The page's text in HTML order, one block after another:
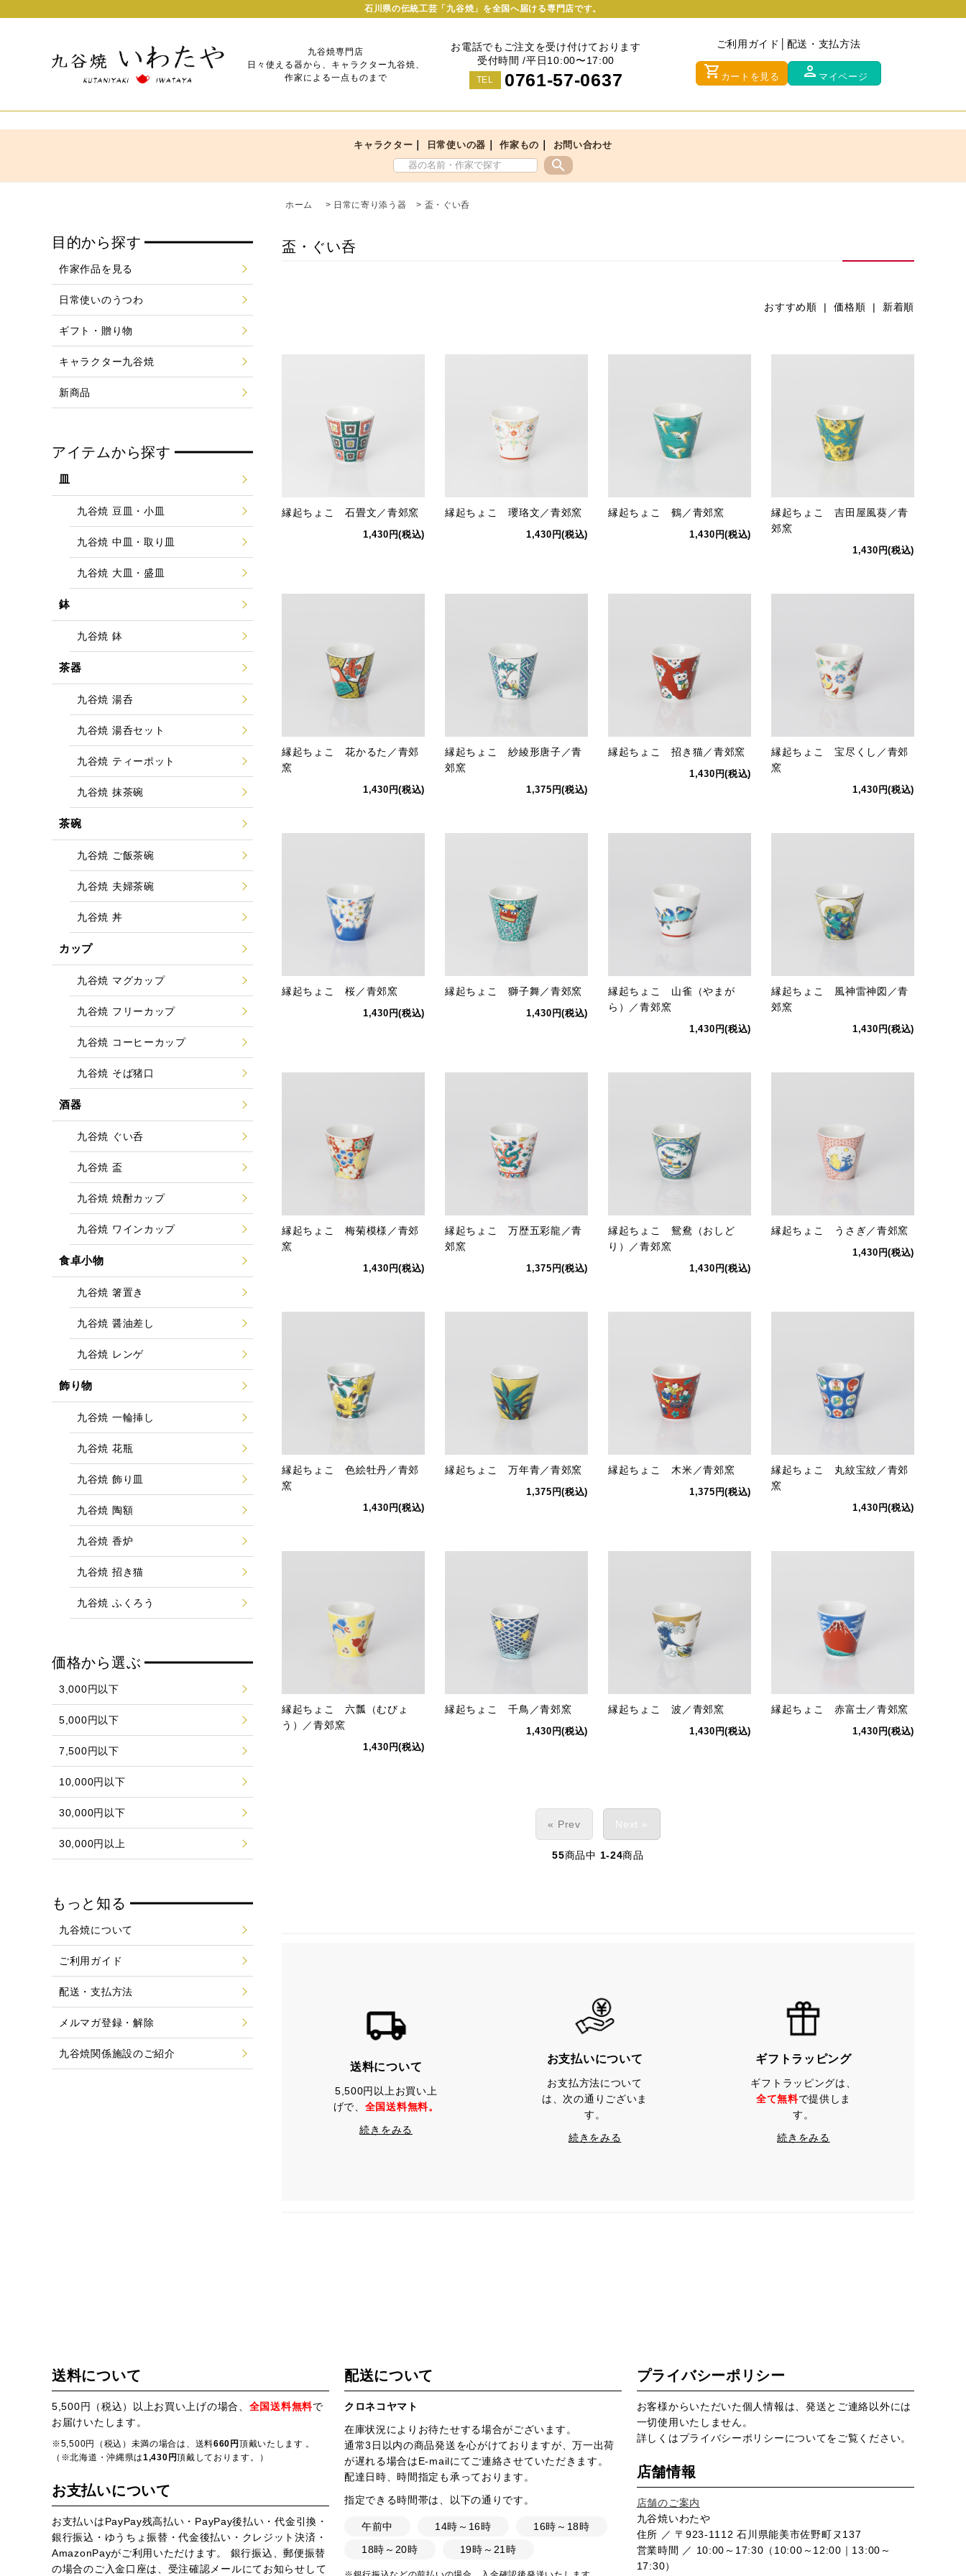
石川県の伝統工芸「九谷焼」を全国へ届ける専門店です。
九谷焼専門店
日々使える器から、キャラクター九谷焼、
作家による一点ものまで
お電話でもご注文を受け付けております
受付時間 /平日10:00〜17:00
TEL 0761-57-0637
ご利用ガイド 配送・支払方法
shopping_cart カートを見る person マイページ
キャラクター 日常使いの器 ｜作家もの お問い合わせ
search
ホーム > 日常に寄り添う器 > 盃・ぐい呑
盃・ぐい呑
おすすめ順 |価格順 | 新着順
縁起ちょこ 石畳文／青郊窯
1,430円(税込)
縁起ちょこ 瓔珞文／青郊窯
1,430円(税込)
縁起ちょこ 鶴／青郊窯
1,430円(税込)
縁起ちょこ 吉田屋風葵／青
郊窯
1,430円(税込)
縁起ちょこ 花かるた／青郊
窯
1,430円(税込)
縁起ちょこ 紗綾形唐子／青
郊窯
1,375円(税込)
縁起ちょこ 招き猫／青郊窯
1,430円(税込)
縁起ちょこ 宝尽くし／青郊
窯
1,430円(税込)
縁起ちょこ 桜／青郊窯
1,430円(税込)
縁起ちょこ 獅子舞／青郊窯
1,430円(税込)
縁起ちょこ 山雀（やまが
ら）／青郊窯
1,430円(税込)
縁起ちょこ 風神雷神図／青
郊窯
1,430円(税込)
縁起ちょこ 梅菊模様／青郊
窯
1,430円(税込)
縁起ちょこ 万歴五彩龍／青
郊窯
1,375円(税込)
縁起ちょこ 鴛鴦（おしど
り）／青郊窯
1,430円(税込)
縁起ちょこ うさぎ／青郊窯
1,430円(税込)
縁起ちょこ 色絵牡丹／青郊
窯
1,430円(税込)
縁起ちょこ 万年青／青郊窯
1,375円(税込)
縁起ちょこ 木米／青郊窯
1,375円(税込)
縁起ちょこ 丸紋宝紋／青郊
窯
1,430円(税込)
縁起ちょこ 六瓢（むびょ
う）／青郊窯
1,430円(税込)
縁起ちょこ 千鳥／青郊窯
1,430円(税込)
縁起ちょこ 波／青郊窯
1,430円(税込)
縁起ちょこ 赤富士／青郊窯
1,430円(税込)
« Prev Next »
55商品中 1-24商品
送料について
5,500円以上お買い上
げで、 全国送料無料。
続きをみる
お支払いについて
お支払方法について
は、次の通りございま
す。
続きをみる
ギフトラッピング
ギフトラッピングは、
全て無料で提供しま
す。
続きをみる
目的から探す
作家作品を見る
日常使いのうつわ
ギフト・贈り物
キャラクター九谷焼
新商品
アイテムから探す
皿
九谷焼 豆皿・小皿
九谷焼 中皿・取り皿
九谷焼 大皿・盛皿
鉢
九谷焼 鉢
茶器
九谷焼 湯呑
九谷焼 湯呑セット
九谷焼 ティーポット
九谷焼 抹茶碗
茶碗
九谷焼 ご飯茶碗
九谷焼 夫婦茶碗
九谷焼 丼
カップ
九谷焼 マグカップ
九谷焼 フリーカップ
九谷焼 コーヒーカップ
九谷焼 そば猪口
酒器
九谷焼 ぐい呑
九谷焼 盃
九谷焼 焼酎カップ
九谷焼 ワインカップ
食卓小物
九谷焼 箸置き
九谷焼 醤油差し
九谷焼 レンゲ
飾り物
九谷焼 一輪挿し
九谷焼 花瓶
九谷焼 飾り皿
九谷焼 陶額
九谷焼 香炉
九谷焼 招き猫
九谷焼 ふくろう
価格から選ぶ
3,000円以下
5,000円以下
7,500円以下
10,000円以下
30,000円以下
30,000円以上
もっと知る
九谷焼について
ご利用ガイド
配送・支払方法
メルマガ登録・解除
九谷焼関係施設のご紹介
送料について
5,500円（税込）以上お買い上げの場合、 全国送料無料で
お届けいたします。
※5,500円（税込）未満の場合は、送料660円 頂戴いたします 。
（※北海道・沖縄県は1,430円頂戴しております。）
お支払いについて
お支払いはPayPay残高払い・PayPay後払い・代金引換・
銀行振込・ゆうちょ振替・代金後払い・クレジット決済・
AmazonPayがご利用いただけます。 銀行振込、郵便振替
の場合のご入金口座は、受注確認メールにてお知らせして
配送について
クロネコヤマト
在庫状況によりお待たせする場合がございます。
通常3日以内の商品発送を心がけておりますが、万一出荷
が遅れる場合はE-mailにてご連絡させていただきます。
配達日時、時間指定も承っております。
指定できる時間帯は、以下の通りです。
午前中 14時～16時
16時～18時
18時～20時
19時～21時
プライバシーポリシー
お客様からいただいた個人情報は、発送とご連絡以外には
一切使用いたしません。
詳しくはプライバシーポリシーについてをご覧ください。
店舗情報
店舗のご案内
九谷焼いわたや
住所 ／ 〒923-1112 石川県能美市佐野町ヌ137
営業時間 ／ 10:00～17:30（10:00～12:00｜13:00～
17:30）